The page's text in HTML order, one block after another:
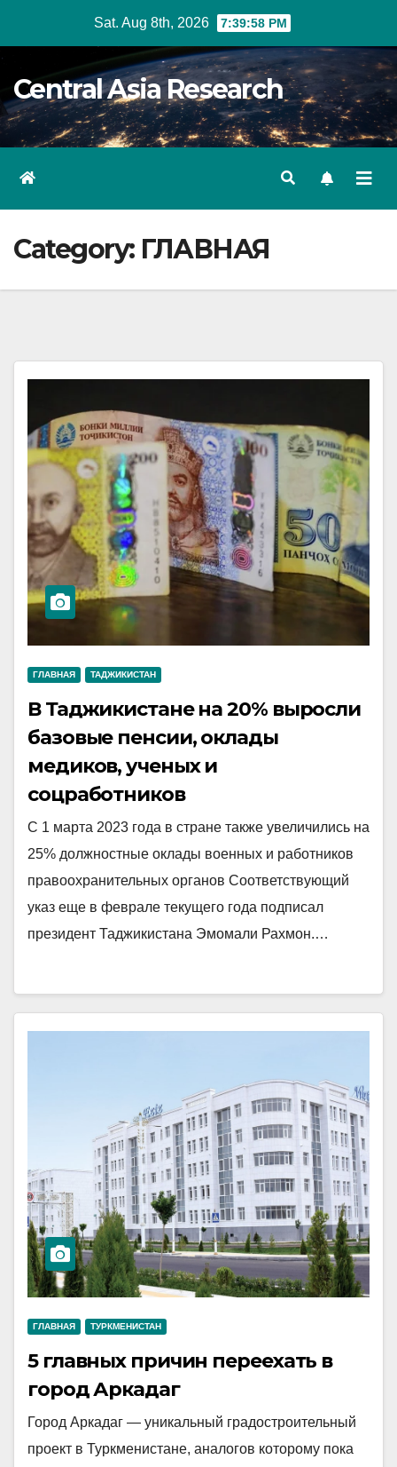
Sat. Aug 8th, 2026 7:39:59 PM
Central Asia Research
Category: ГЛАВНАЯ
ГЛАВНАЯ ТАДЖИКИСТАН
В Таджикистане на 20% выросли
базовые пенсии, оклады
медиков, ученых и
соцработников
С 1 марта 2023 года в стране также увеличились на
25% должностные оклады военных и работников
правоохранительных органов Соответствующий
указ еще в феврале текущего года подписал
президент Таджикистана Эмомали Рахмон.…
ГЛАВНАЯ ТУРКМЕНИСТАН
5 главных причин переехать в
город Аркадаг
Город Аркадаг — уникальный градостроительный
проект в Туркменистане, аналогов которому пока